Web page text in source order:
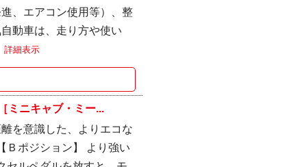
、エアコン使用等）、整
動車は、走り方や使い
詳細表示
ミニキャブ・ミー...
を意識した、よりエコな
Ｂポジション】 より強い